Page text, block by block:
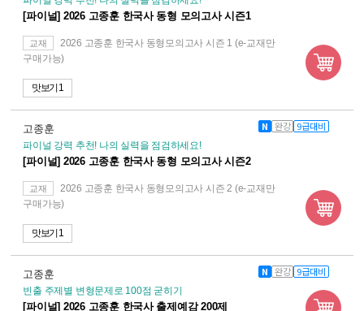
[파이널] 2026 고종훈 한국사 동형 모의고사 시즌1
교재
2026 고종훈 한국사 동형모의고사 시즌 1 (e-교재만
구매가능)
맛보기 1
고종훈 N 완강 9급대비
파이널 강력 추천! 나의 실력을 점검하세요!
[파이널] 2026 고종훈 한국사 동형 모의고사 시즌2
교재
2026 고종훈 한국사 동형모의고사 시즌 2 (e-교재만
구매가능)
맛보기 1
고종훈 N 완강 9급대비
빈출 주제별 변형문제로 100점 굳히기
[파이널] 2026 고종훈 한국사 출제예감 200제